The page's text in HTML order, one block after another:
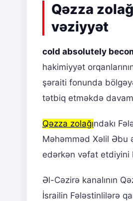
Qəzza
vəziyyət
cold absolutely
hakimiyyət
şəraiti fonunda
tətbiq etməkdə
Qəzza zolağındakı
Məhəmməd Xəlil Əbu
edərkən vəfat etdiyini
Əl-Cəzirə kanalının
İsrailin Fələstinlilərə